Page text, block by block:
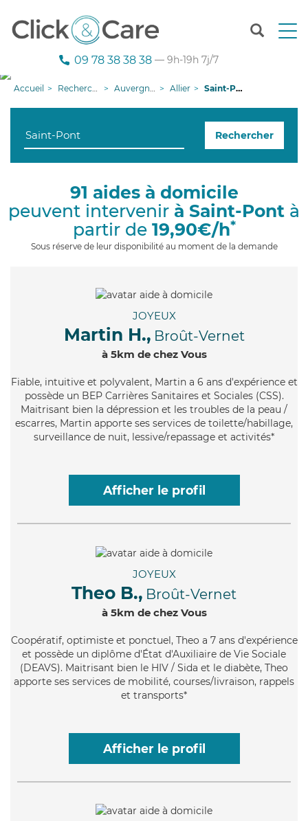
T
n
g
09 78 38 38 38 — 9h-19h 7j/7
Accueil Recherche aide à domicile Auvergne-Rhône-Alpes Allier Saint-Pont
Rechercher
91 aides à domicile
peuvent intervenir à Saint-Pont à
partir de 19,90€/h*
Sous réserve de leur disponibilité au moment de la demande
JOYEUX
Martin H., Broût-Vernet
à 5km de chez Vous
Fiable, intuitive et polyvalent, Martin a 6 ans d'expérience et
possède un BEP Carrières Sanitaires et Sociales (CSS).
Maitrisant bien la dépression et les troubles de la peau /
escarres, Martin apporte ses services de toilette/habillage,
surveillance de nuit, lessive/repassage et activités*
Afficher le profil
JOYEUX
Theo B., Broût-Vernet
à 5km de chez Vous
Coopératif, optimiste et ponctuel, Theo a 7 ans d'expérience
et possède un diplôme d'État d'Auxiliaire de Vie Sociale
(DEAVS). Maitrisant bien le HIV / Sida et le diabète, Theo
apporte ses services de mobilité, courses/livraison, rappels
et transports*
Afficher le profil